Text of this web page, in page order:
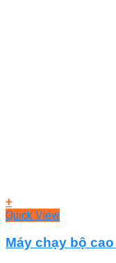
+
Quick View
Máy chạy bộ